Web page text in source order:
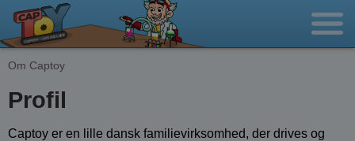
Om Captoy
Profil
Captoy er en lille dansk familievirksomhed, der drives og